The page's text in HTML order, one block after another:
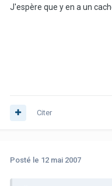
J'espère que y en a un
Citer
Posté le 12 mai 2007